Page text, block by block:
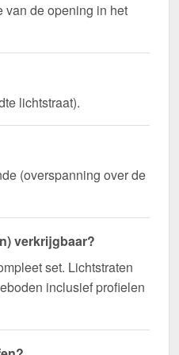
van de opening in het
lichtstraat).
(overspanning over de
verkrijgbaar?
set. Lichtstraten
inclusief profielen